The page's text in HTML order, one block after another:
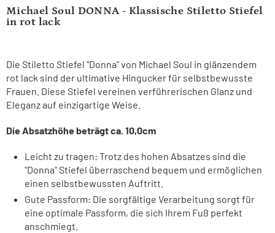
Michael Soul DONNA - Klassische Stiletto Stiefel
in rot lack
Die Stiletto Stiefel "Donna" von Michael Soul in glänzendem
rot lack sind der ultimative Hingucker für selbstbewusste
Frauen. Diese Stiefel vereinen verführerischen Glanz und
Eleganz auf einzigartige Weise.
Die Absatzhöhe beträgt ca. 10,0cm
Leicht zu tragen: Trotz des hohen Absatzes sind die
"Donna" Stiefel überraschend bequem und ermöglichen
einen selbstbewussten Auftritt.
Gute Passform: Die sorgfältige Verarbeitung sorgt für
eine optimale Passform, die sich Ihrem Fuß perfekt
anschmiegt.